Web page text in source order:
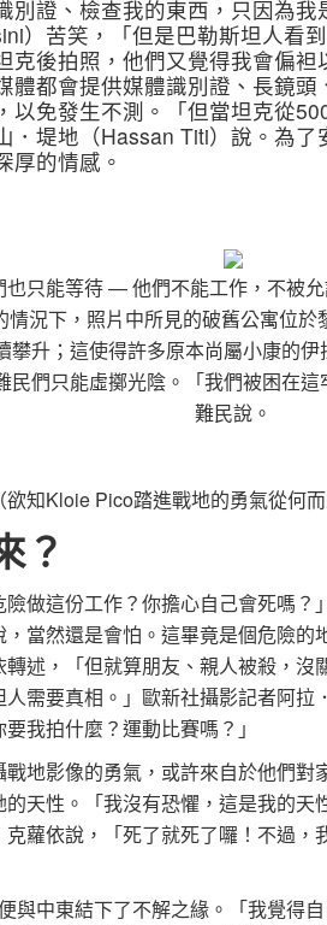
別證、檢查我的東西，只因為我
）苦笑，「但是巴勒斯坦人看
克後拍照，他們又覺得我會偏袒
體都會提供媒體識別證、長鏡
以免發生不測。「但當坦克從
．堤地（Hassan Titi）說。為了
厚的情感。
只能等待 — 他們不能工作，不被
情況下，照片中所見的破舊公寓位
攀升；這使得許多原本尚屬小康的
民們只能虛擲光陰。「我們被困在
難民說。
（欲知Kloie Pico踏進戰地的勇氣從何
？
險做這份工作？你擔心自己會死嗎
當然還是會怕。這畢竟是個危險
述，「但就算朋友、親人被殺，
需要真相。」歐新社攝影記者阿
我拍什麼？運動比賽嗎？」
地影像的勇氣，或許來自於他們
天性。「我沒有恐懼，這是我的
蘿依說，「死了就死了囉！不過，
與中東結下了不解之緣。「我覺得